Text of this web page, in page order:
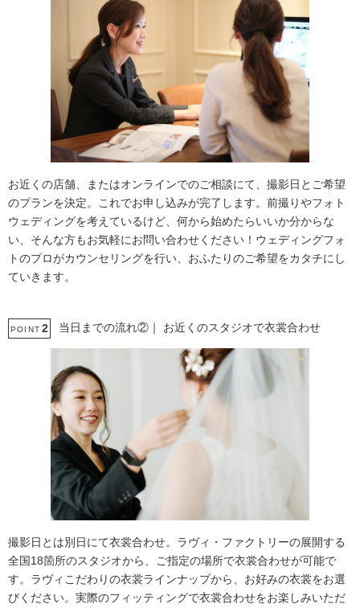
お近くの店舗、またはオンラインでのご相談にて、撮影日とご希望
のプランを決定。これでお申し込みが完了します。前撮りやフォト
ウェディングを考えているけど、何から始めたらいいか分からな
い、そんな方もお気軽にお問い合わせください！ウェディングフォ
トのプロがカウンセリングを行い、おふたりのご希望をカタチにし
ていきます。
POINT 2 当日までの流れ②｜ お近くのスタジオで衣裳合わせ
撮影日とは別日にて衣裳合わせ。ラヴィ・ファクトリーの展開する
全国18箇所のスタジオから、ご指定の場所で衣裳合わせが可能で
す。ラヴィこだわりの衣裳ラインナップから、お好みの衣裳をお選
びください。実際のフィッティングで衣裳合わせをお楽しみいただ